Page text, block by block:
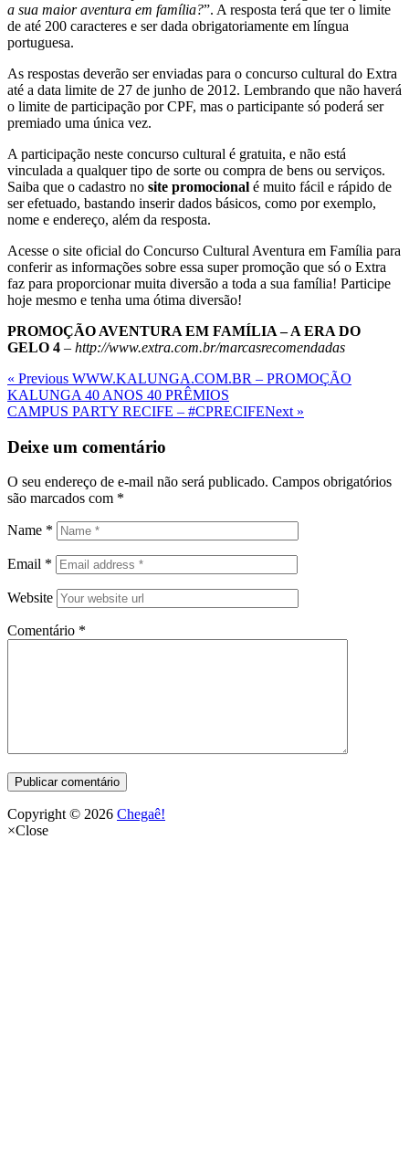
a sua maior aventura em família?”. A resposta terá que ter o limite
de até 200 caracteres e ser dada obrigatoriamente em língua
portuguesa.
As respostas deverão ser enviadas para o concurso cultural do Extra
até a data limite de 27 de junho de 2012. Lembrando que não haverá
o limite de participação por CPF, mas o participante só poderá ser
premiado uma única vez.
A participação neste concurso cultural é gratuita, e não está
vinculada a qualquer tipo de sorte ou compra de bens ou serviços.
Saiba que o cadastro no site promocional é muito fácil e rápido de
ser efetuado, bastando inserir dados básicos, como por exemplo,
nome e endereço, além da resposta.
Acesse o site oficial do Concurso Cultural Aventura em Família para
conferir as informações sobre essa super promoção que só o Extra
faz para proporcionar muita diversão a toda a sua família! Participe
hoje mesmo e tenha uma ótima diversão!
PROMOÇÃO AVENTURA EM FAMÍLIA – A ERA DO
GELO 4 – http://www.extra.com.br/marcasrecomendadas
Navegação
de
Previous
Post
« Previous WWW.KALUNGA.COM.BR – PROMOÇÃO
KALUNGA 40 ANOS 40 PRÊMIOS
Next
CAMPUS PARTY RECIFE – #CPRECIFENext »
Deixe um comentário
O seu endereço de e-mail não será publicado. Campos obrigatórios
são marcados com *
Name *
Email *
Website
Comentário *
Copyright © 2026 Chegaê!
×Close